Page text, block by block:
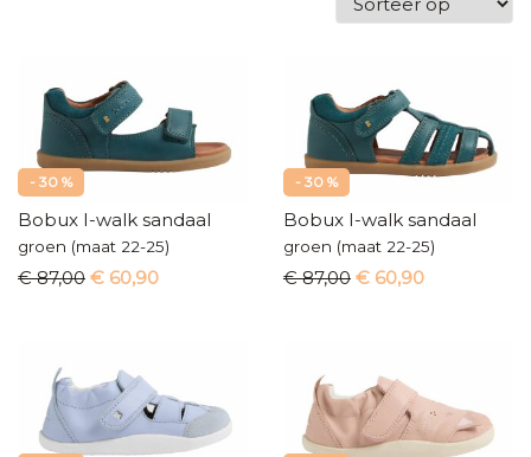
super leuk uit ook! Trek er
zorgeloos op uit met
schoentjes vanBobux!
- 30 %
Bobux I-walk sandaal
groen (maat 22-25)
€ 87,00 € 60,90
- 30 %
Bobux I-walk sandaal
groen (maat 22-25)
€ 87,00 € 60,90